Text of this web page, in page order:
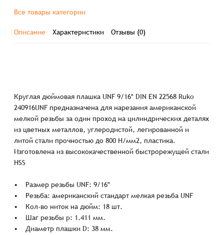
Все товары категории
Описание Характеристики Отзывы (0)
Круглая дюймовая плашка UNF 9/16" DIN EN 22568 Ruko
240916UNF предназначена для нарезания американской
мелкой резьбы за один проход на цилиндрических деталях
из цветных металлов, углеродистой, легированной и
литой стали прочностью до 800 Н/мм2, пластика.
Изготовлена из высококачественной быстрорежущей стали
HSS
• Размер резьбы UNF: 9/16"
• Резьба: американский стандарт мелкая резьба UNF
• Кол-во ниток на дюйм: 18 шт.
• Шаг резьбы p: 1.411 мм.
• Диаметр плашки D: 38 мм.